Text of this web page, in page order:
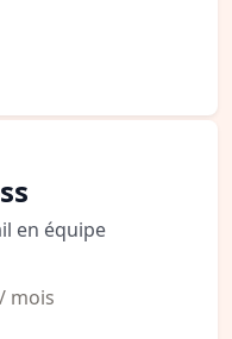
en équipe
/ mois